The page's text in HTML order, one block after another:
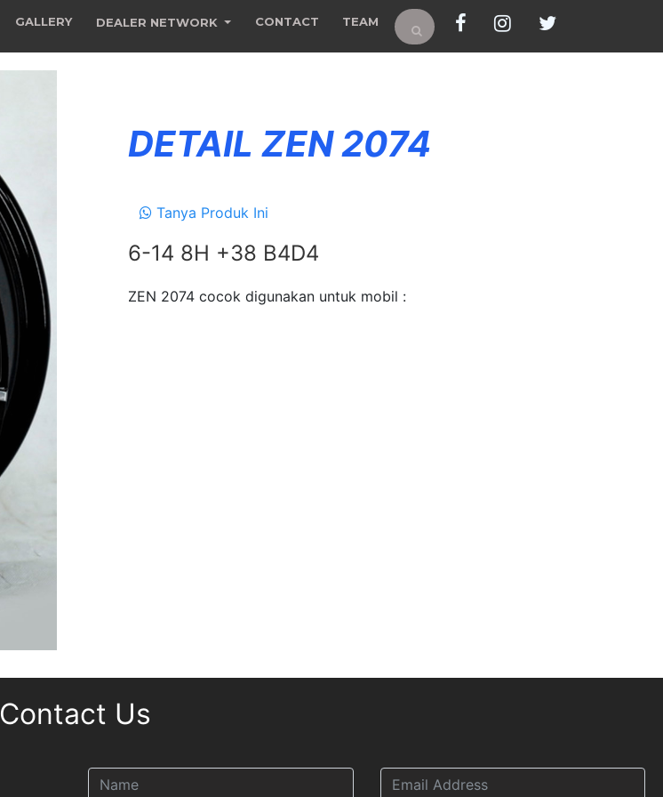
GALLERY DEALER NETWORK CONTACT TEAM
DETAIL ZEN 2074
Tanya Produk Ini
6-14 8H +38 B4D4
ZEN 2074 cocok digunakan untuk mobil :
Contact Us